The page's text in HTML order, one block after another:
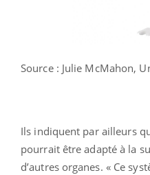
Source : Julie McMahon,
Ils indiquent par ailleurs
pourrait être adapté à la
d’autres organes. « Ce